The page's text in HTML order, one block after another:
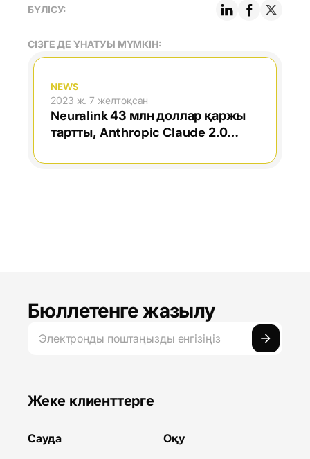
БҮЛІСУ:
СІЗГЕ ДЕ ҰНАТУЫ МҮМКІН:
NEWS
2023 ж. 7 желтоқсан
Neuralink 43 млн доллар қаржы
тартты, Anthropic Claude 2.0
Бюллетенге жазылу
Жеке клиенттерге
Сауда Оқу